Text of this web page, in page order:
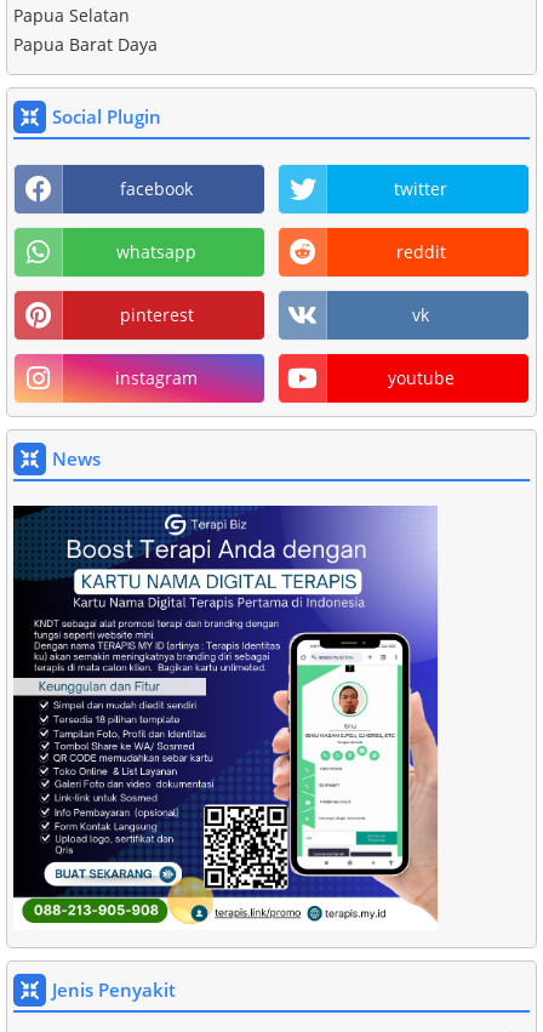
Papua Selatan
Papua Barat Daya
Social Plugin
facebook twitter
whatsapp reddit
pinterest vk
instagram youtube
News
Jenis Penyakit